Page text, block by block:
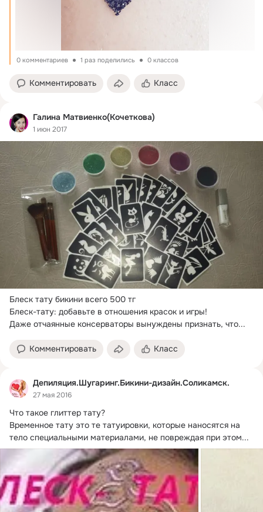
0 комментариев 1 раз поделились 0 классов
Комментировать Класс
Галина Матвиенко(Кочеткова)
1 июн 2017
Блеск тату бикини всего 500 тг
Блеск-тату: добавьте в отношения красок и игры!
Даже отчаянные консерваторы вынуждены признать, что...
Комментировать Класс
Депиляция.Шугаринг.Бикини-дизайн.Соликамск.
27 мая 2016
Что такое глиттер тату?
Временное тату это те татуировки, которые наносятся на
тело специальными материалами, не повреждая при этом...